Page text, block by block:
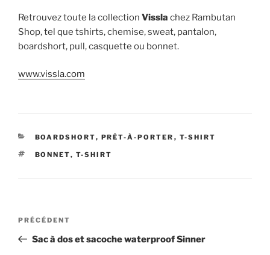
Retrouvez toute la collection Vissla chez Rambutan
Shop, tel que tshirts, chemise, sweat, pantalon,
boardshort, pull, casquette ou bonnet.
www.vissla.com
CATÉGORIES
BOARDSHORT, PRÊT-À-PORTER , T-SHIRT
ÉTIQUETTES
BONNET, T-SHIRT
Navigation
l’article
Article
précédent
PRÉCÉDENT
Sac à dos et sacoche waterproof Sinner